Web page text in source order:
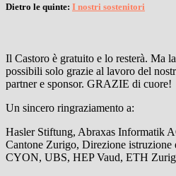
Dietro le quinte: I nostri sostenitori
Il Castoro è gratuito e lo resterà. Ma
possibili solo grazie al lavoro del
partner e sponsor. GRAZIE di cuore!
Un sincero ringraziamento a:
Hasler Stiftung, Abraxas Informatik
Cantone Zurigo, Direzione istruzione
CYON, UBS, HEP Vaud, ETH